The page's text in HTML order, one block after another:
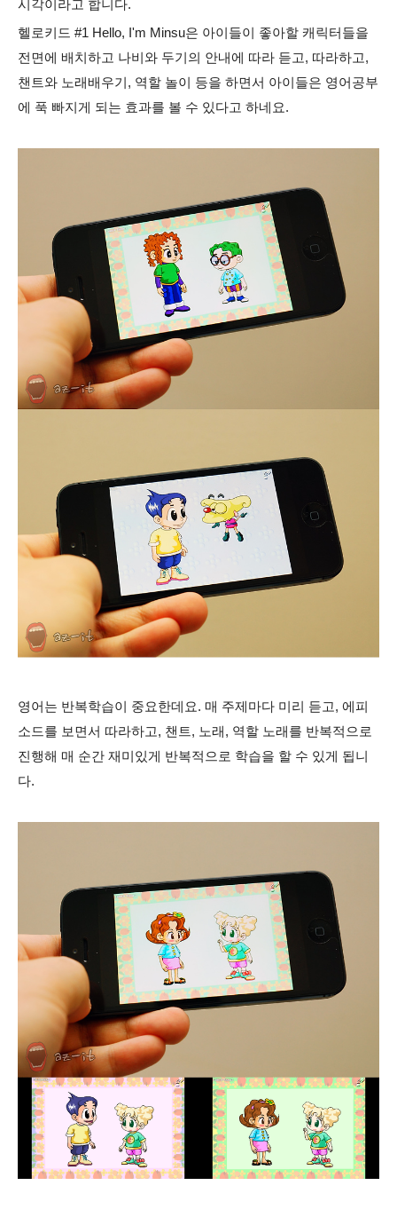
시각이라고 합니다.
헬로키드 #1 Hello, I'm Minsu은 아이들이 좋아할 캐릭터들을
전면에 배치하고 나비와 두기의 안내에 따라 듣고, 따라하고,
챈트와 노래배우기, 역할 놀이 등을 하면서 아이들은 영어공부
에 푹 빠지게 되는 효과를 볼 수 있다고 하네요.
영어는 반복학습이 중요한데요. 매 주제마다 미리 듣고, 에피
소드를 보면서 따라하고, 챈트, 노래, 역할 노래를 반복적으로
진행해 매 순간 재미있게 반복적으로 학습을 할 수 있게 됩니
다.